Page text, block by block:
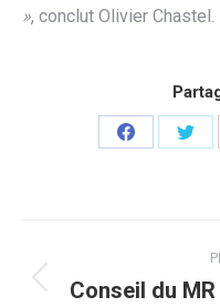
», conclut Olivier Chastel.
Partager
article
Conseil du